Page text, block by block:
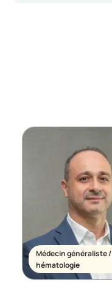
Médecin généraliste /
hématologie